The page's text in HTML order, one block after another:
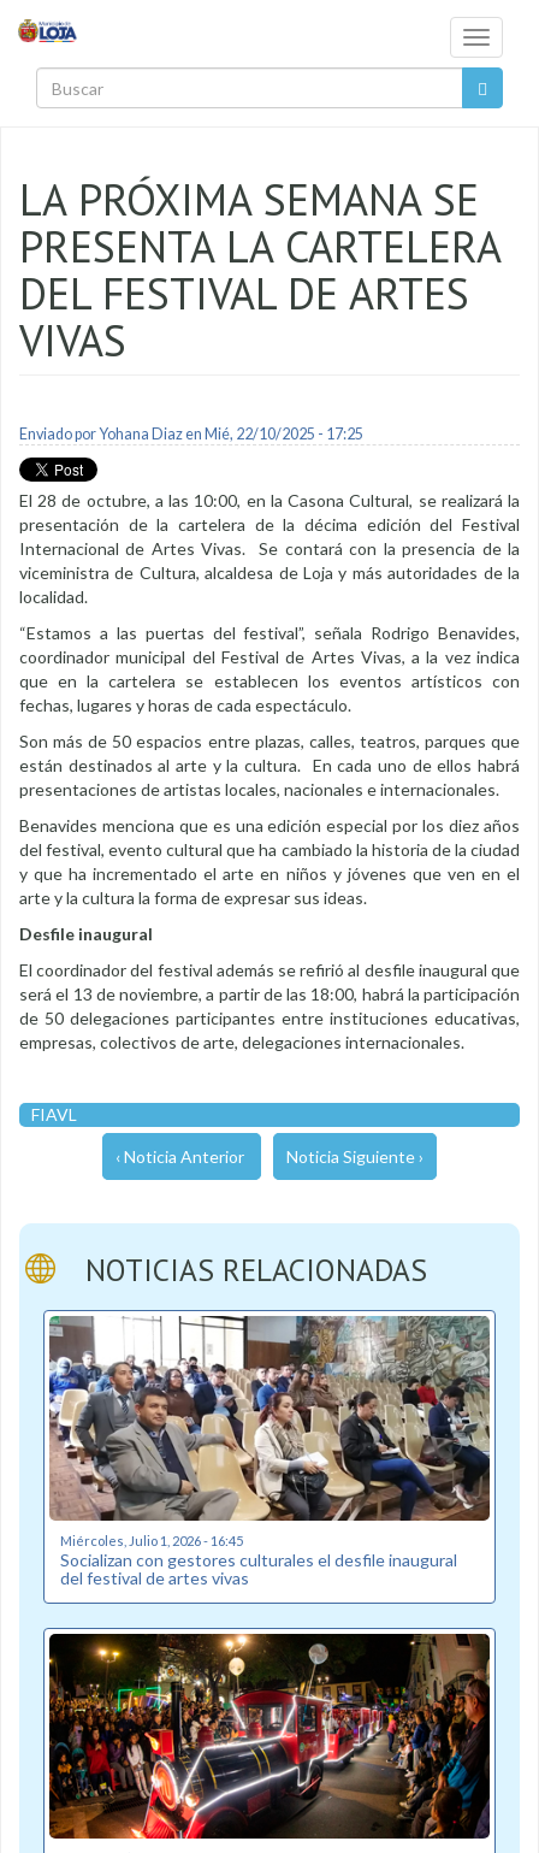
Toggle
LA PRÓXIMA SEMANA SE
PRESENTA LA CARTELERA
DEL FESTIVAL DE ARTES
VIVAS
Enviado porYohana Diazen Mié, 22/10/2025 - 17:25
El 28 de octubre, a las 10:00, en la Casona Cultural, se realizará la
presentación de la cartelera de la décima edición del Festival
Internacional de Artes Vivas. Se contará con la presencia de la
viceministra de Cultura, alcaldesa de Loja y más autoridades de la
localidad.
“Estamos a las puertas del festival”, señala Rodrigo Benavides,
coordinador municipal del Festival de Artes Vivas, a la vez indica
que en la cartelera se establecen los eventos artísticos con
fechas, lugares y horas de cada espectáculo.
Son más de 50 espacios entre plazas, calles, teatros, parques que
están destinados al arte y la cultura. En cada uno de ellos habrá
presentaciones de artistas locales, nacionales e internacionales.
Benavides menciona que es una edición especial por los diez años
del festival, evento cultural que ha cambiado la historia de la ciudad
y que ha incrementado el arte en niños y jóvenes que ven en el
arte y la cultura la forma de expresar sus ideas.
Desfile inaugural
El coordinador del festival además se refirió al desfile inaugural que
será el 13 de noviembre, a partir de las 18:00, habrá la participación
de 50 delegaciones participantes entre instituciones educativas,
empresas, colectivos de arte, delegaciones internacionales.
FIAVL
‹ Noticia Anterior Noticia Siguiente ›
NOTICIAS RELACIONADAS
Miércoles, Julio 1, 2026 - 16:45
Socializan con gestores culturales el desfile inaugural
del festival de artes vivas